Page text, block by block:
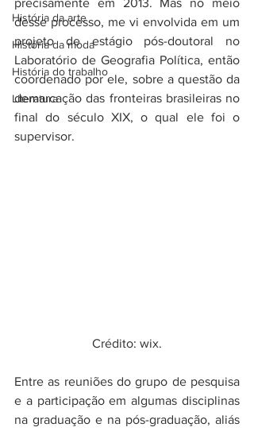
História da arte
História da moda
História do trabalho
Literatura
precisamente em 2013. Mas no meio
desse processo, me vi envolvida em um
projeto de estágio pós-doutoral no
Laboratório de Geografia Política, então
coordenado por ele, sobre a questão da
demarcação das fronteiras brasileiras no
final do século XIX, o qual ele foi o
supervisor.
Crédito: wix.
Entre as reuniões do grupo de pesquisa
e a participação em algumas disciplinas
na graduação e na pós-graduação, aliás